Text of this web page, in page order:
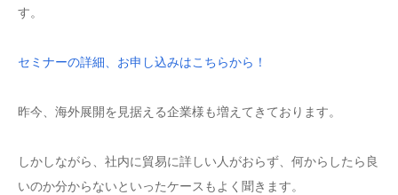
す。
セミナーの詳細、お申し込みはこちらから！
昨今、海外展開を見据える企業様も増えてきております。
しかしながら、社内に貿易に詳しい人がおらず、何からしたら良
いのか分からないといったケースもよく聞きます。